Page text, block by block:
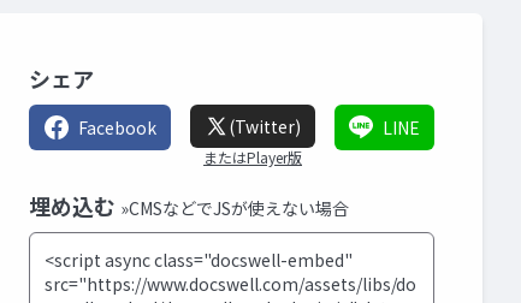
シェア
Facebook (Twitter)
またはPlayer版
LINE
埋め込む »CMSなどでJSが使えない場合